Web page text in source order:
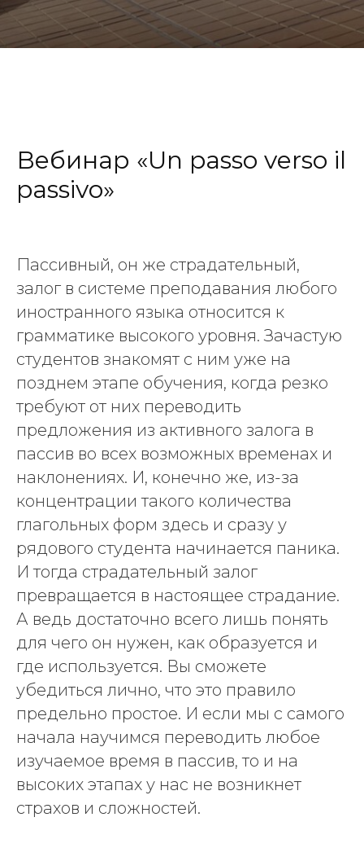
Вебинар «Un passo verso il
passivo»
Пассивный, он же страдательный,
залог в системе преподавания любого
иностранного языка относится к
грамматике высокого уровня. Зачастую
студентов знакомят с ним уже на
позднем этапе обучения, когда резко
требуют от них переводить
предложения из активного залога в
пассив во всех возможных временах и
наклонениях. И, конечно же, из-за
концентрации такого количества
глагольных форм здесь и сразу у
рядового студента начинается паника.
И тогда страдательный залог
превращается в настоящее страдание.
А ведь достаточно всего лишь понять
для чего он нужен, как образуется и
где используется. Вы сможете
убедиться лично, что это правило
предельно простое. И если мы с самого
начала научимся переводить любое
изучаемое время в пассив, то и на
высоких этапах у нас не возникнет
страхов и сложностей.